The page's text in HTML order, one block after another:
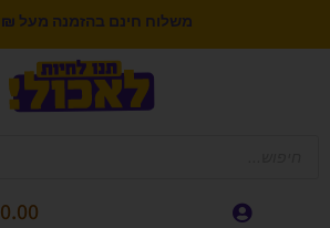
משלוח חינם בהזמנה מעל 150₪
0.00